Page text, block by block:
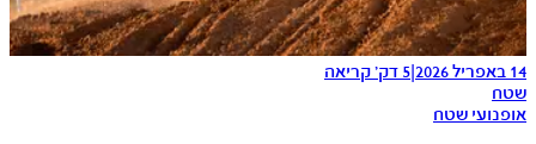
14 באפריל 2026
5 דק׳ קריאה
שטח
אופנועי שטח